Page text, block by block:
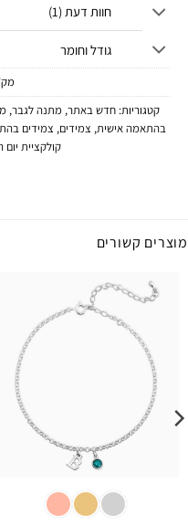
חוות דעת (1)
גודל וחומר
קטגוריות: חדש באתר, מתנה לגבר,
בהתאמה אישית, צמידים, צמידים
קולקציית
מוצרים קשורים